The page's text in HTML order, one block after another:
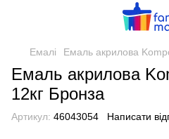
Емалі Емаль акрилова
Емаль акрилова
12кг Бронза
Артикул: 46043054 Написати